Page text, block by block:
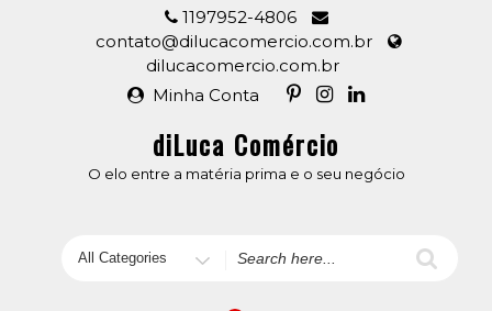
1197952-4806
contato@dilucacomercio.com.br
dilucacomercio.com.br
Minha Conta
diLuca Comércio
O elo entre a matéria prima e o seu negócio
Search